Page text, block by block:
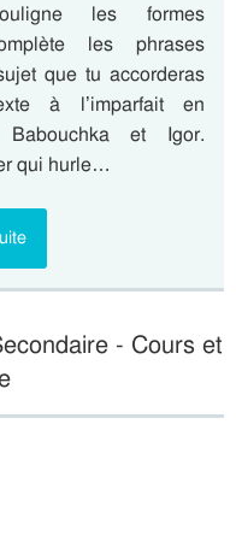
les formes
les phrases
que tu accorderas
à l’imparfait en
Babouchka et Igor.
qui hurle…
- Cours et